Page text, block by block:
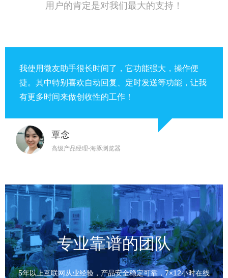
用户的肯定是对我们最大的支持！
我使用微友助手很长时间了，它功能强大，操作便
捷。其中特别喜欢自动回复、定时发送等功能，让我
有更多时间来做创收性的工作！
覃念
高级产品经理-海豚浏览器
专业靠谱的团队
5年以上互联网从业经验，产品安全稳定可靠，7×12小时在线